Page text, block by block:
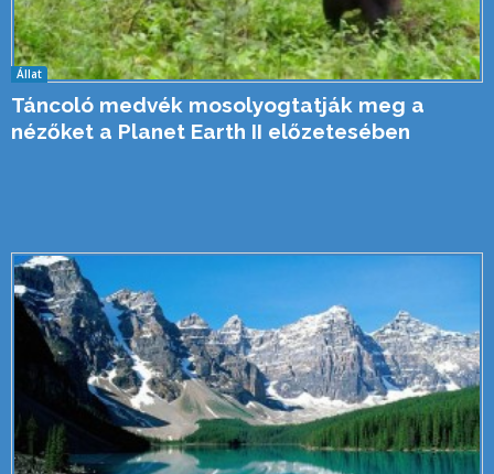
Állat
Táncoló medvék mosolyogtatják meg a
nézőket a Planet Earth II előzetesében